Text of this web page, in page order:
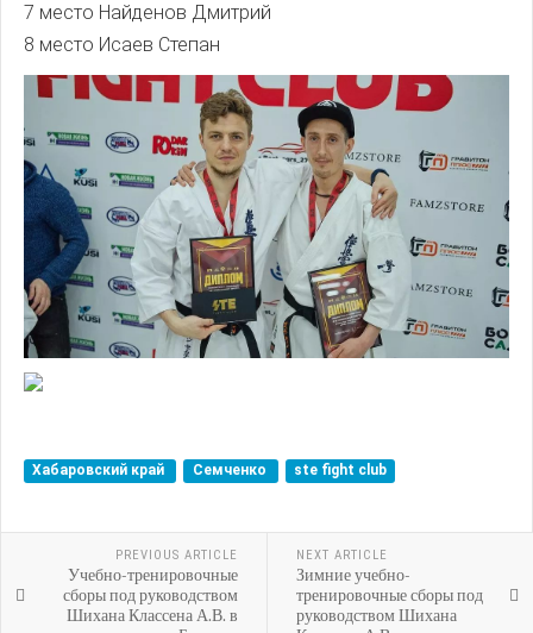
7 место Найденов Дмитрий
8 место Исаев Степан
Хабаровский край Семченко ste fight club
PREVIOUS ARTICLE
Учебно-тренировочные
сборы под руководством
Шихана Классена А.В. в
NEXT ARTICLE
Зимние учебно-
тренировочные сборы под
руководством Шихана